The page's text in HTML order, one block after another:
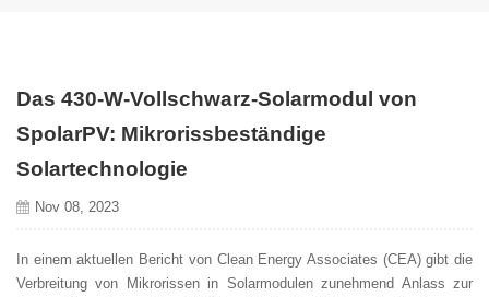
Das 430-W-Vollschwarz-Solarmodul von
SpolarPV: Mikrorissbeständige
Solartechnologie
Nov 08, 2023
In einem aktuellen Bericht von Clean Energy Associates (CEA) gibt die
Verbreitung von Mikrorissen in Solarmodulen zunehmend Anlass zur